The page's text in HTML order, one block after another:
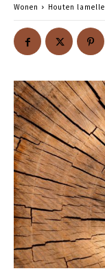
Wonen Houten